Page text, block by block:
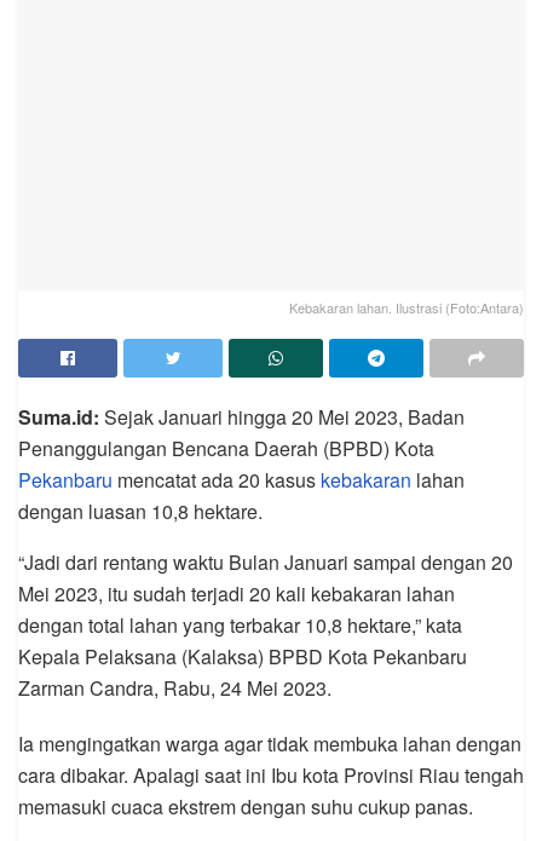
Kebakaran lahan. Ilustrasi (Foto:Antara)
Suma.id: Sejak Januari hingga 20 Mei 2023, Badan
Penanggulangan Bencana Daerah (BPBD) Kota
Pekanbaru mencatat ada 20 kasus kebakaran lahan
dengan luasan 10,8 hektare.
“Jadi dari rentang waktu Bulan Januari sampai dengan 20
Mei 2023, itu sudah terjadi 20 kali kebakaran lahan
dengan total lahan yang terbakar 10,8 hektare,” kata
Kepala Pelaksana (Kalaksa) BPBD Kota Pekanbaru
Zarman Candra, Rabu, 24 Mei 2023.
Ia mengingatkan warga agar tidak membuka lahan dengan
cara dibakar. Apalagi saat ini Ibu kota Provinsi Riau tengah
memasuki cuaca ekstrem dengan suhu cukup panas.